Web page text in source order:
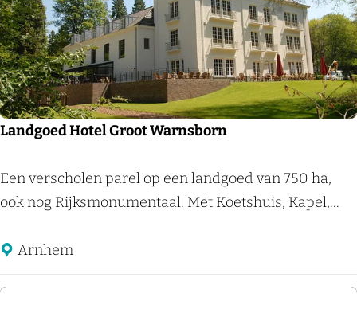
e
r
V
a
l
k
r
n
e
Landgoed Hotel Groot Warnsborn
L
a
d
o
Een verscholen parel op een landgoed van 750 ha,
ook nog Rijksmonumentaal. Met Koetshuis, Kapel,...
Arnhem